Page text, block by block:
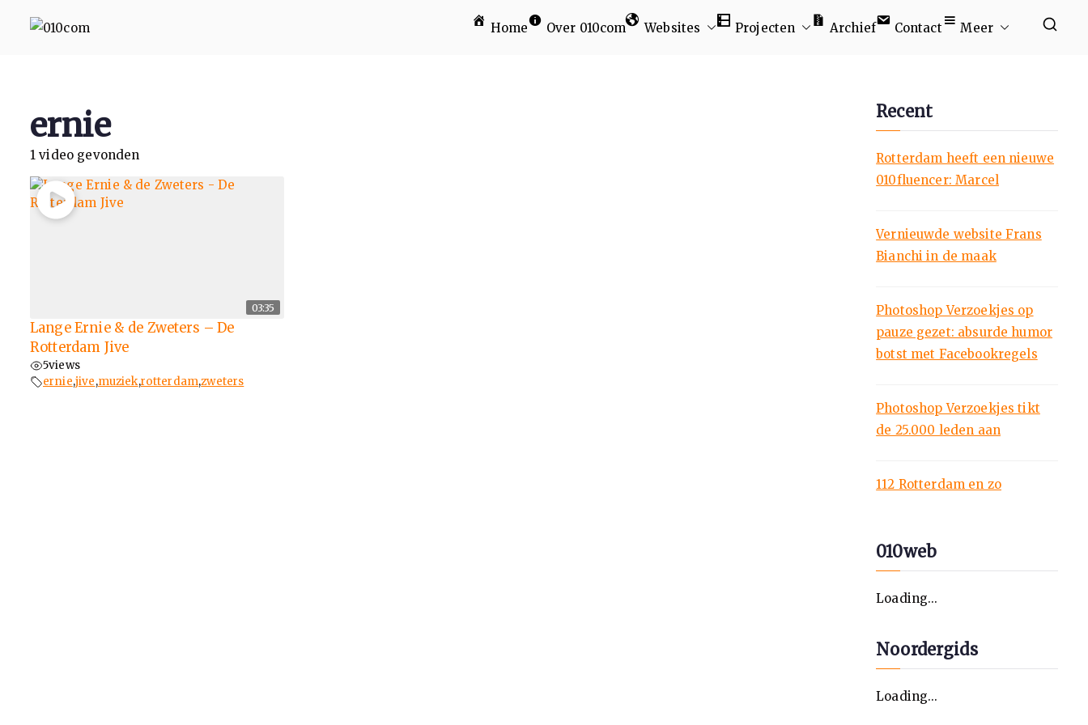
Home Over 010com Websites Projecten Archief Contact Meer
ernie
1 video gevonden
03:35
Lange Ernie & de Zweters – De
Rotterdam Jive
5views
ernie,jive,muziek,rotterdam,zweters
Recent
Rotterdam heeft een nieuwe
010fluencer: Marcel
Vernieuwde website Frans
Bianchi in de maak
Photoshop Verzoekjes op
pauze gezet: absurde humor
botst met Facebookregels
Photoshop Verzoekjes tikt
de 25.000 leden aan
112 Rotterdam en zo
010web
Loading...
Noordergids
Loading...